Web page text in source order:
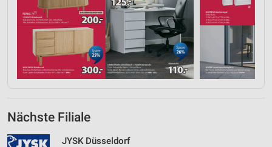
Nächste Filiale
JYSK Düsseldorf